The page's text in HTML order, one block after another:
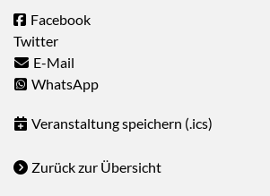
Facebook
Twitter
E-Mail
WhatsApp
Veranstaltung speichern (.ics)
Zurück zur Übersicht